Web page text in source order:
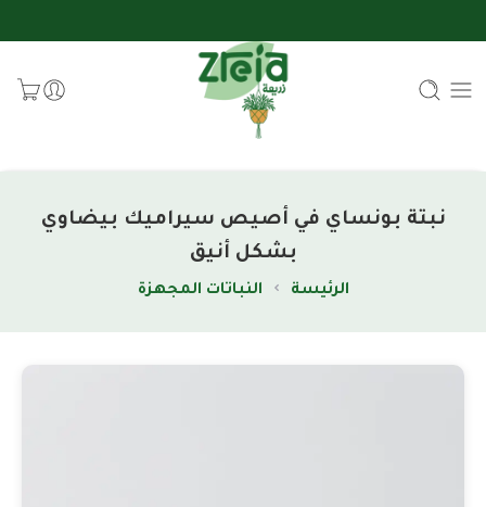
نبتة بونساي في أصيص سيراميك بيضاوي
بشكل أنيق
الرئيسة النباتات المجهزة